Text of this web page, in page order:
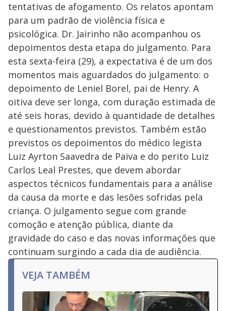
tentativas de afogamento. Os relatos apontam
para um padrão de violência física e
psicológica. Dr. Jairinho não acompanhou os
depoimentos desta etapa do julgamento. Para
esta sexta-feira (29), a expectativa é de um dos
momentos mais aguardados do julgamento: o
depoimento de Leniel Borel, pai de Henry. A
oitiva deve ser longa, com duração estimada de
até seis horas, devido à quantidade de detalhes
e questionamentos previstos. Também estão
previstos os depoimentos do médico legista
Luiz Ayrton Saavedra de Paiva e do perito Luiz
Carlos Leal Prestes, que devem abordar
aspectos técnicos fundamentais para a análise
da causa da morte e das lesões sofridas pela
criança. O julgamento segue com grande
comoção e atenção pública, diante da
gravidade do caso e das novas informações que
continuam surgindo a cada dia de audiência.
VEJA TAMBÉM